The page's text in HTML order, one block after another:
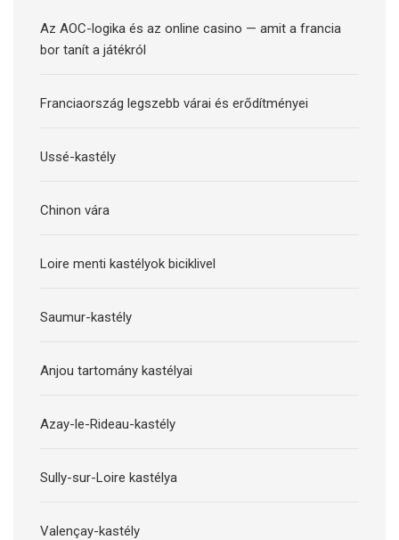
Az AOC-logika és az online casino — amit a francia
bor tanít a játékról
Franciaország legszebb várai és erődítményei
Ussé-kastély
Chinon vára
Loire menti kastélyok biciklivel
Saumur-kastély
Anjou tartomány kastélyai
Azay-le-Rideau-kastély
Sully-sur-Loire kastélya
Valençay-kastély